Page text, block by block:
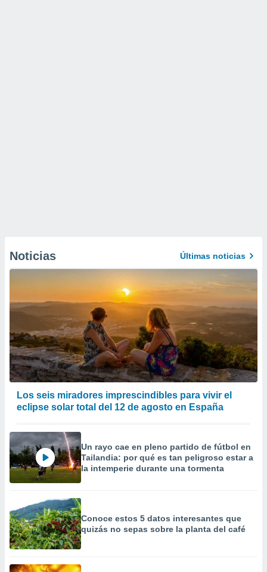
Noticias Últimas noticias
Los seis miradores imprescindibles para vivir el
eclipse solar total del 12 de agosto en España
Un rayo cae en pleno partido de fútbol en
Tailandia: por qué es tan peligroso estar a
la intemperie durante una tormenta
Conoce estos 5 datos interesantes que
quizás no sepas sobre la planta del café